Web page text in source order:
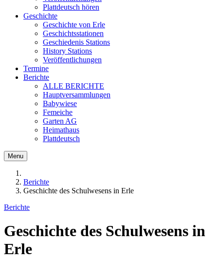
Plattdeutsch hören
Geschichte
Geschichte von Erle
Geschichtsstationen
Geschiedenis Stations
History Stations
Veröffentlichungen
Termine
Berichte
ALLE BERICHTE
Hauptversammlungen
Babywiese
Femeiche
Garten AG
Heimathaus
Plattdeutsch
Menu
Berichte
Geschichte des Schulwesens in Erle
Berichte
Geschichte des Schulwesens in
Erle